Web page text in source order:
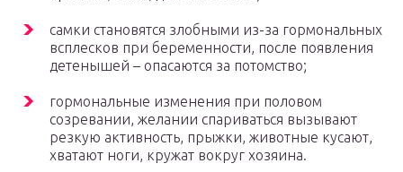
самки становятся злобными из-за гормональных
всплесков при беременности, после появления
детенышей – опасаются за потомство;
гормональные изменения при половом
созревании, желании спариваться вызывают
резкую активность, прыжки, животные кусают,
хватают ноги, кружат вокруг хозяина.